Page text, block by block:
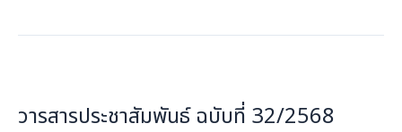
วารสารประชาสัมพันธ์ ฉบับที่ 32/2568
ฉบับ